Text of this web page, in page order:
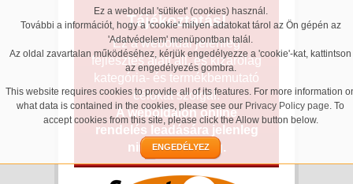
Ez a weboldal 'sütiket' (cookies) használ.
További a információt, hogy a 'cookie' milyen adatokat tárol az Ön gépén az
'Adatvédelem' menüpontban talál.
Az oldal zavartalan működéséhez, kérjük engedélyezze a 'cookie'-kat, kattintson
az engedélyezés gombra.
This website requires cookies to provide all of its features. For more information
what data is contained in the cookies, please see our Privacy Policy page. To
accept cookies from this site, please click the Allow button below.
ENGEDÉLYEZ
Tájékoztatás!
Ez a weboldal jelenleg
fejlesztés alatt áll, és kizárólag
kategória- és termékbemutató
célokat szolgál.
A weboldalon online
rendelés leadására jelenleg
nincs lehetőség.